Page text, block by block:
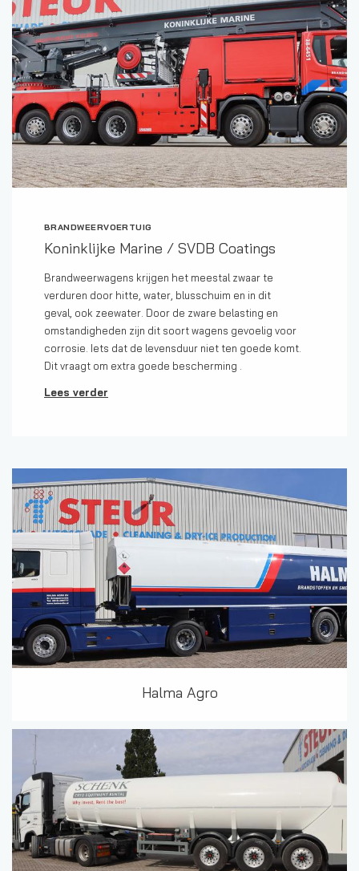
BRANDWEERVOERTUIG
Koninklijke Marine / SVDB Coatings
Brandweerwagens krijgen het meestal zwaar te
verduren door hitte, water, blusschuim en in dit
geval, ook zeewater. Door de zware belasting en
omstandigheden zijn dit soort wagens gevoelig voor
corrosie. Iets dat de levensduur niet ten goede komt.
Dit vraagt om extra goede bescherming .
Lees verder
Halma Agro